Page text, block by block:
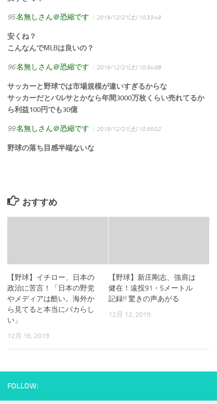
95名無しさん＠恐縮です ：2019/12/21(土) 10:33:49
安くね？
こんなんでMLBは良いの？
96名無しさん＠恐縮です ：2019/12/21(土) 10:34:08
サッカーと野球では市場規模が違いすぎるからな
サッカーだとバルサとかなら年間3000万枚くらい売れてるか
ら利益100円でも30億
99名無しさん＠恐縮です ：2019/12/21(土) 10:35:02
野球の落ち目感半端ないな
おすすめ
【野球】イチロー、日本の
政治に苦言！「日本の野党
やメディアは酷い。海外か
ら見てると本当にバカらし
い」
12月 16, 2019
【野球】新庄剛志、強肩は
健在！遠投91・5メートル
記録!! 驚きの声あがる
12月 12, 2019
FOLLOW: